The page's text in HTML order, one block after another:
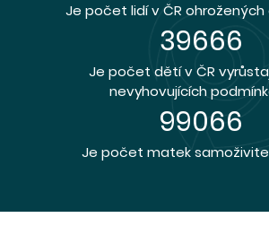
Je počet lidí v ČR
54090
Je počet dětí v ČR
nevyhovujících
135090
Je počet matek